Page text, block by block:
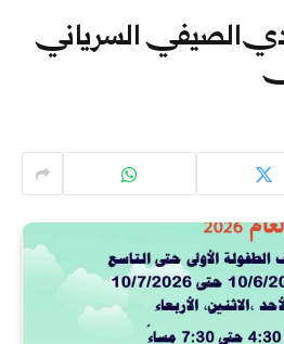
الصيفي السرياني